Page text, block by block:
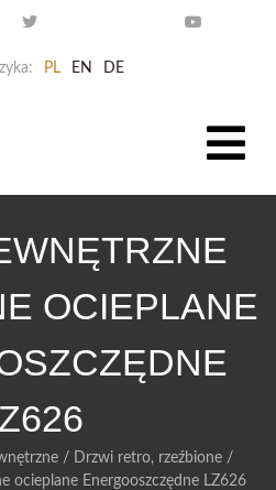
PL EN DE
OCIEPLANE
/ Drzwi retro, rzeźbione/
ocieplane Energooszczędne LZ626